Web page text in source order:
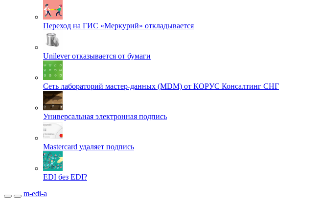
Переход на ГИС «Меркурий» откладывается
Unilever отказывается от бумаги
Сеть лабораторий мастер-данных (MDM) от КОРУС Консалтинг СНГ
Универсальная электронная подпись
Mastercard удаляет подпись
EDI без EDI?
m-edi-a